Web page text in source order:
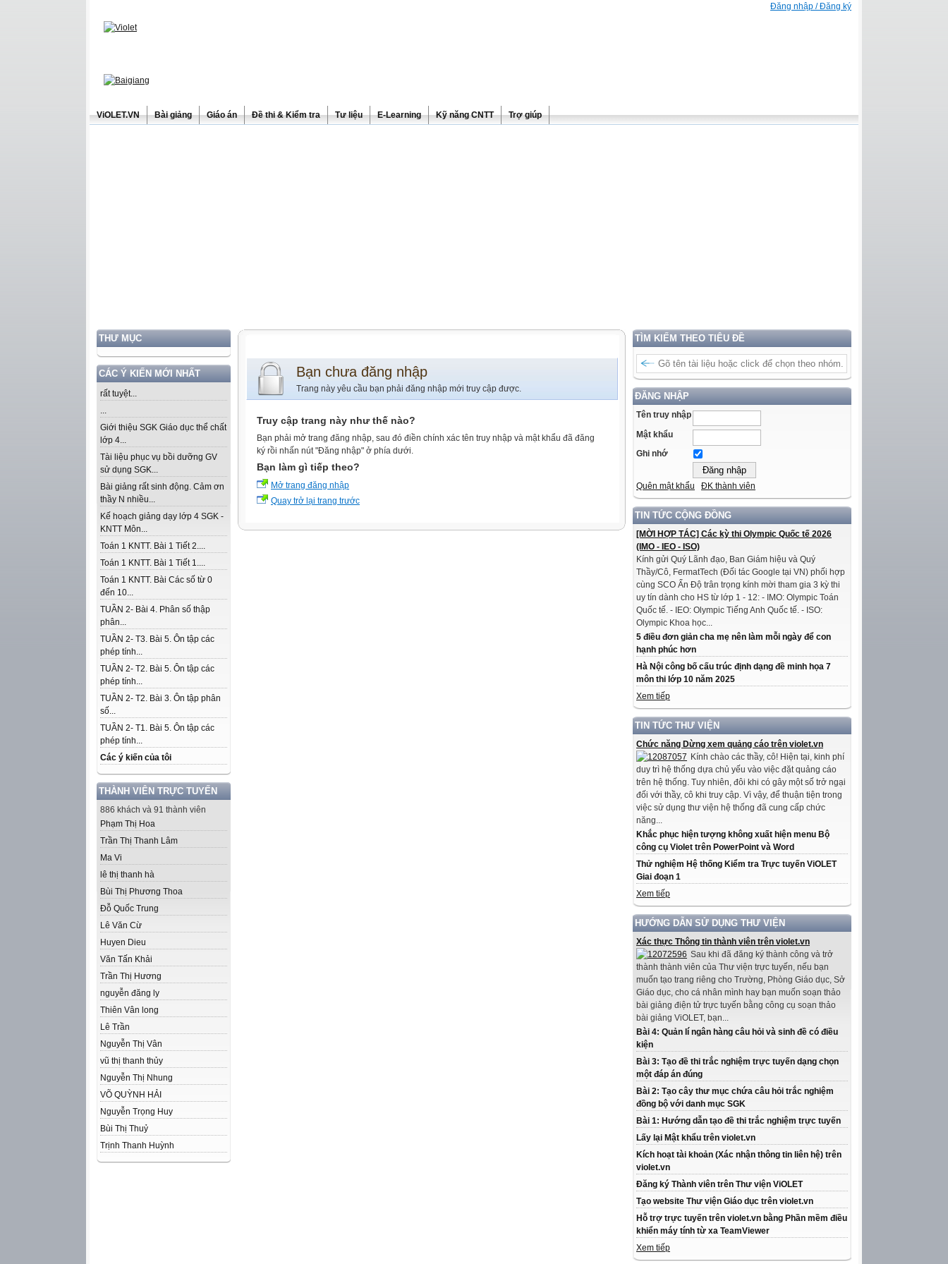
Đăng nhập / Đăng ký
ViOLET.VN Bài giảng Giáo án Đề thi & Kiểm tra Tư liệu E-Learning Kỹ năng CNTT Trợ giúp
THƯ MỤC
CÁC Ý KIẾN MỚI NHẤT
rất tuyệt...
...
Giới thiệu SGK Giáo dục thể chất
lớp 4...
Tài liệu phục vụ bồi dưỡng GV
sử dụng SGK...
Bài giảng rất sinh động. Cảm ơn
thầy N nhiều...
Kế hoạch giảng dạy lớp 4 SGK -
KNTT Môn...
Toán 1 KNTT. Bài 1 Tiết 2....
Toán 1 KNTT. Bài 1 Tiết 1....
Toán 1 KNTT. Bài Các số từ 0
đến 10...
TUẦN 2- Bài 4. Phân số thập
phân...
TUẦN 2- T3. Bài 5. Ôn tập các
phép tính...
TUẦN 2- T2. Bài 5. Ôn tập các
phép tính...
TUẦN 2- T2. Bài 3. Ôn tập phân
số...
TUẦN 2- T1. Bài 5. Ôn tập các
phép tính...
Các ý kiến của tôi
THÀNH VIÊN TRỰC TUYẾN
886 khách và 91 thành viên
Phạm Thị Hoa
Trần Thị Thanh Lâm
Ma Vi
lê thị thanh hà
Bùi Thị Phương Thoa
Đỗ Quốc Trung
Lê Văn Cừ
Huyen Dieu
Văn Tấn Khải
Trần Thị Hương
nguyễn đăng ly
Thiên Vân long
Lê Trần
Nguyễn Thị Vân
vũ thị thanh thủy
Nguyễn Thị Nhung
VÕ QUỲNH HẢI
Nguyễn Trọng Huy
Bùi Thị Thuỷ
Trịnh Thanh Huỳnh
TÌM KIẾM THEO TIÊU ĐỀ
ĐĂNG NHẬP
Tên truy nhập
Mật khẩu
Ghi nhớ
Quên mật khẩu ĐK thành viên
TIN TỨC CỘNG ĐỒNG
[MỜI HỢP TÁC] Các kỳ thi Olympic Quốc tế 2026
(IMO - IEO - ISO)
Kính gửi Quý Lãnh đạo, Ban Giám hiệu và Quý
Thầy/Cô, FermatTech (Đối tác Google tại VN) phối hợp
cùng SCO Ấn Độ trân trọng kính mời tham gia 3 kỳ thi
uy tín dành cho HS từ lớp 1 - 12: - IMO: Olympic Toán
Quốc tế. - IEO: Olympic Tiếng Anh Quốc tế. - ISO:
Olympic Khoa học...
5 điều đơn giản cha mẹ nên làm mỗi ngày để con
hạnh phúc hơn
Hà Nội công bố cấu trúc định dạng đề minh họa 7
môn thi lớp 10 năm 2025
Xem tiếp
TIN TỨC THƯ VIỆN
Chức năng Dừng xem quảng cáo trên violet.vn
Kính chào các thầy, cô! Hiện tại, kinh phí
duy trì hệ thống dựa chủ yếu vào việc đặt quảng cáo
trên hệ thống. Tuy nhiên, đôi khi có gây một số trở ngại
đối với thầy, cô khi truy cập. Vì vậy, để thuận tiện trong
việc sử dụng thư viện hệ thống đã cung cấp chức
năng...
Khắc phục hiện tượng không xuất hiện menu Bộ
công cụ Violet trên PowerPoint và Word
Thử nghiệm Hệ thống Kiểm tra Trực tuyến ViOLET
Giai đoạn 1
Xem tiếp
HƯỚNG DẪN SỬ DỤNG THƯ VIỆN
Xác thực Thông tin thành viên trên violet.vn
Sau khi đã đăng ký thành công và trở
thành thành viên của Thư viện trực tuyến, nếu bạn
muốn tạo trang riêng cho Trường, Phòng Giáo dục, Sở
Giáo dục, cho cá nhân mình hay bạn muốn soạn thảo
bài giảng điện tử trực tuyến bằng công cụ soạn thảo
bài giảng ViOLET, bạn...
Bài 4: Quản lí ngân hàng câu hỏi và sinh đề có điều
kiện
Bài 3: Tạo đề thi trắc nghiệm trực tuyến dạng chọn
một đáp án đúng
Bài 2: Tạo cây thư mục chứa câu hỏi trắc nghiệm
đồng bộ với danh mục SGK
Bài 1: Hướng dẫn tạo đề thi trắc nghiệm trực tuyến
Lấy lại Mật khẩu trên violet.vn
Kích hoạt tài khoản (Xác nhận thông tin liên hệ) trên
violet.vn
Đăng ký Thành viên trên Thư viện ViOLET
Tạo website Thư viện Giáo dục trên violet.vn
Hỗ trợ trực tuyến trên violet.vn bằng Phần mềm điều
khiển máy tính từ xa TeamViewer
Xem tiếp
Bạn chưa đăng nhập
Trang này yêu cầu bạn phải đăng nhập mới truy cập được.
Truy cập trang này như thế nào?
Bạn phải mở trang đăng nhập, sau đó điền chính xác tên truy nhập và mật khẩu đã đăng
ký rồi nhấn nút "Đăng nhập" ở phía dưới.
Bạn làm gì tiếp theo?
Mở trang đăng nhập
Quay trở lại trang trước